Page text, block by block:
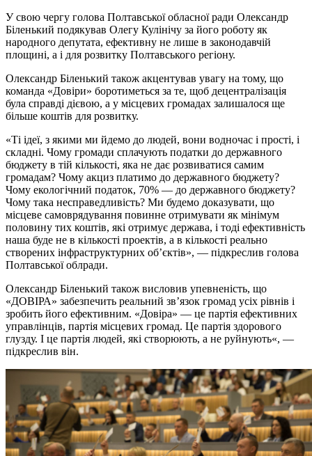
У свою чергу голова Полтавської обласної ради Олександр
Біленький подякував Олегу Кулінічу за його роботу як
народного депутата, ефективну не лише в законодавчій
площині, а і для розвитку Полтавського регіону.
Олександр Біленький також акцентував увагу на тому, що
команда «Довіри» боротиметься за те, щоб децентралізація
була справді дієвою, а у місцевих громадах залишалося ще
більше коштів для розвитку.
«Ті ідеї, з якими ми йдемо до людей, вони водночас і прості, і
складні. Чому громади сплачують податки до державного
бюджету в тій кількості, яка не дає розвиватися самим
громадам? Чому акциз платимо до державного бюджету?
Чому екологічний податок, 70% — до державного бюджету?
Чому така несправедливість? Ми будемо доказувати, що
місцеве самоврядування повинне отримувати як мінімум
половину тих коштів, які отримує держава, і тоді ефективність
наша буде не в кількості проектів, а в кількості реально
створених інфраструктурних об’єктів», — підкреслив голова
Полтавської облради.
Олександр Біленький також висловив упевненість, що
«ДОВІРА» забезпечить реальний зв’язок громад усіх рівнів і
зробить його ефективним. «Довіра» — це партія ефективних
управлінців, партія місцевих громад. Це партія здорового
глузду. І це партія людей, які створюють, а не руйнують«, —
підкреслив він.